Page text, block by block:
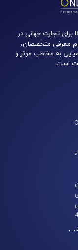
آنلاین پلیمر پلتفرمی پیشرو در تجارت الکترونیک B2B برای تجارت جهانی در
معرفی متخصصان،
به مخاطب موثر و
است.